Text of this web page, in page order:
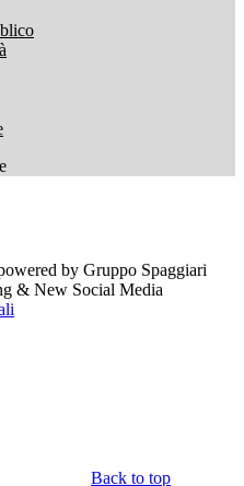
by Gruppo Spaggiari
& New Social Media
Back to top